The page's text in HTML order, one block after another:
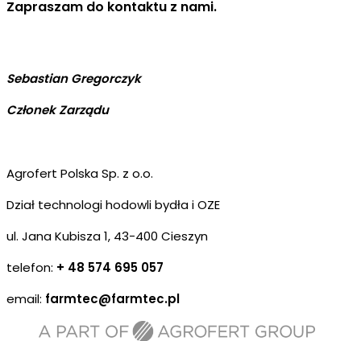
Zapraszam do kontaktu z nami.
Sebastian Gregorczyk
Członek Zarządu
Agrofert Polska Sp. z o.o.
Dział technologi hodowli bydła i OZE
ul. Jana Kubisza 1, 43-400 Cieszyn
telefon: + 48 574 695 057
email: farmtec@farmtec.pl